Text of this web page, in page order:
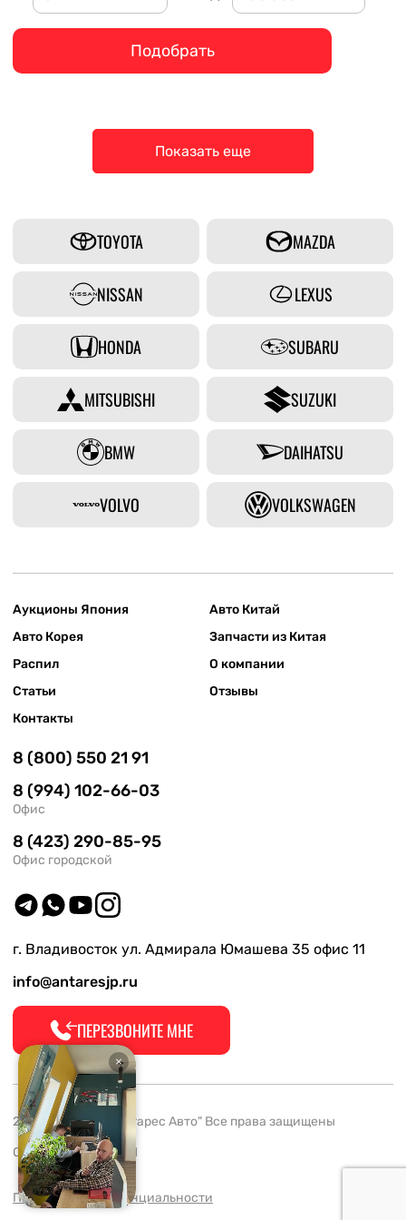
Подобрать
Показать еще
TOYOTA MAZDA
NISSAN LEXUS
HONDA SUBARU
MITSUBISHI SUZUKI
BMW DAIHATSU
VOLVO VOLKSWAGEN
Аукционы Япония
Авто Китай
Авто Корея
Запчасти из Китая
Распил
О компании
Статьи
Отзывы
Контакты
8 (800) 550 21 91
8 (994) 102-66-03
Офис
8 (423) 290-85-95
Офис городской
г. Владивосток ул. Адмирала Юмашева 35 офис 11
info@antaresjp.ru
ПЕРЕЗВОНИТЕ МНЕ
2008-2026 ООО "Антарес Авто" Все права защищены
ОГРН 1132537005061
Политика конфиденциальности